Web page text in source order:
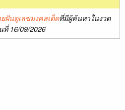
ฝันดูเลขมงคลเด็ดที่มีผู้ค้นหาในงวด
ที่ 16/09/2026